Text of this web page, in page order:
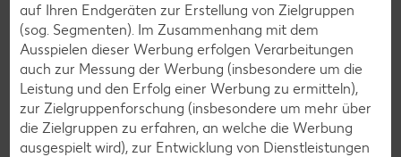
Zurück zu allen Rezepten
auf Ihren Endgeräten zur Erstellung von Zielgruppen
(sog. Segmenten). Im Zusammenhang mit dem
Ausspielen dieser Werbung erfolgen Verarbeitungen
auch zur Messung der Werbung (insbesondere um die
Leistung und den Erfolg einer Werbung zu ermitteln),
zur Zielgruppenforschung (insbesondere um mehr über
die Zielgruppen zu erfahren, an welche die Werbung
ausgespielt wird), zur Entwicklung von Dienstleistungen